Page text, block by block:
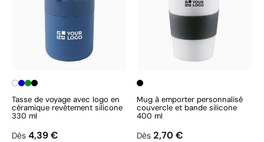
Tasse de voyage avec logo en
céramique revêtement silicone
330 ml
Dès 4,39 €
Mug à emporter personnalisé
couvercle et bande silicone
400 ml
Dès 2,70 €